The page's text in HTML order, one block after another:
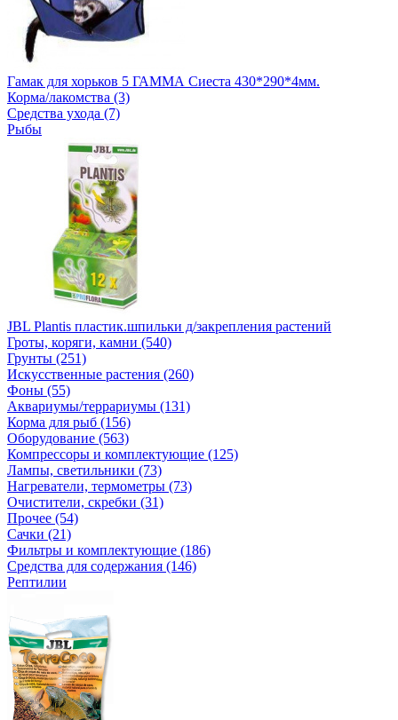
Гамак для хорьков 5 ГАММА Сиеста 430*290*4мм.
Корма/лакомства (3)
Средства ухода (7)
Рыбы
JBL Plantis пластик.шпильки д/закрепления растений
Гроты, коряги, камни (540)
Грунты (251)
Искусственные растения (260)
Фоны (55)
Аквариумы/террариумы (131)
Корма для рыб (156)
Оборудование (563)
Компрессоры и комплектующие (125)
Лампы, светильники (73)
Нагреватели, термометры (73)
Очистители, скребки (31)
Прочее (54)
Сачки (21)
Фильтры и комплектующие (186)
Средства для содержания (146)
Рептилии